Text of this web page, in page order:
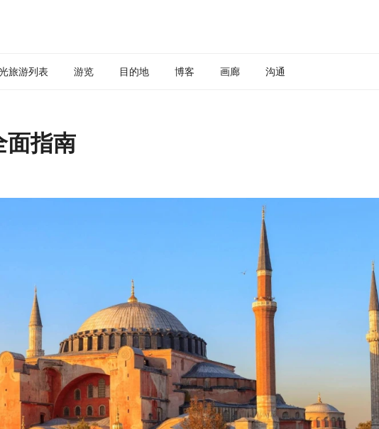
旅游列表 游览 目的地 博客 画廊 沟通
面指南